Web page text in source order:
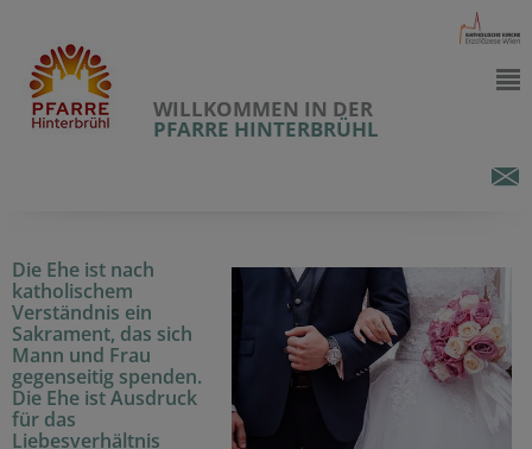
WILLKOMMEN IN DER
PFARRE HINTERBRÜHL
Die Ehe ist nach
katholischem
Verständnis ein
Sakrament, das sich
Mann und Frau
gegenseitig spenden.
Die Ehe ist Ausdruck
für das
Liebesverhältnis